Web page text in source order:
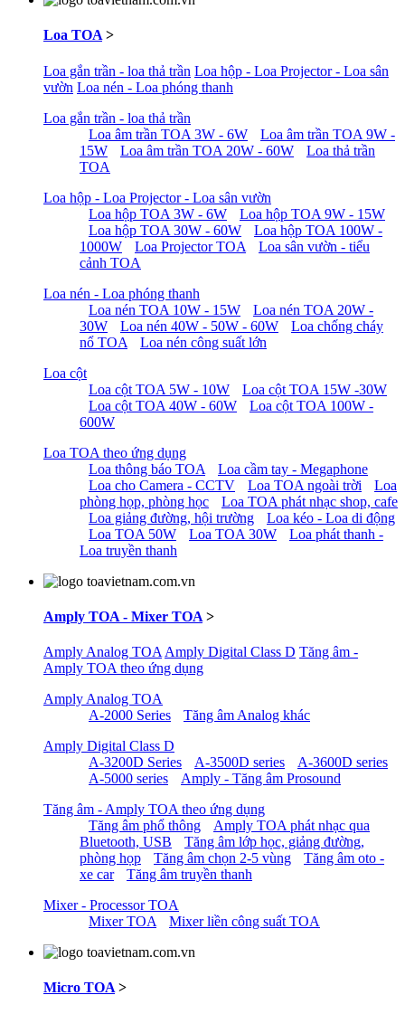
Loa TOA >
Loa gắn trần - loa thả trần Loa hộp - Loa Projector - Loa sân
vườn Loa nén - Loa phóng thanh
Loa gắn trần - loa thả trần
Loa âm trần TOA 3W - 6W
Loa âm trần TOA 9W -
15W
Loa âm trần TOA 20W - 60W
Loa thả trần
TOA
Loa hộp - Loa Projector - Loa sân vườn
Loa hộp TOA 3W - 6W
Loa hộp TOA 9W - 15W
Loa hộp TOA 30W - 60W
Loa hộp TOA 100W -
1000W
Loa Projector TOA
Loa sân vườn - tiểu
cảnh TOA
Loa nén - Loa phóng thanh
Loa nén TOA 10W - 15W
Loa nén TOA 20W -
30W
Loa nén 40W - 50W - 60W
Loa chống cháy
nổ TOA
Loa nén công suất lớn
Loa cột
Loa cột TOA 5W - 10W
Loa cột TOA 15W -30W
Loa cột TOA 40W - 60W
Loa cột TOA 100W -
600W
Loa TOA theo ứng dụng
Loa thông báo TOA
Loa cầm tay - Megaphone
Loa cho Camera - CCTV
Loa TOA ngoài trời
Loa
phòng họp, phòng học
Loa TOA phát nhạc shop, cafe
Loa giảng đường, hội trường
Loa kéo - Loa di động
Loa TOA 50W
Loa TOA 30W
Loa phát thanh -
Loa truyền thanh
Amply TOA - Mixer TOA >
Amply Analog TOA Amply Digital Class D Tăng âm -
Amply TOA theo ứng dụng
Amply Analog TOA
A-2000 Series
Tăng âm Analog khác
Amply Digital Class D
A-3200D Series
A-3500D series
A-3600D series
A-5000 series
Amply - Tăng âm Prosound
Tăng âm - Amply TOA theo ứng dụng
Tăng âm phổ thông
Amply TOA phát nhạc qua
Bluetooth, USB
Tăng âm lớp học, giảng đường,
phòng họp
Tăng âm chọn 2-5 vùng
Tăng âm oto -
xe car
Tăng âm truyền thanh
Mixer - Processor TOA
Mixer TOA
Mixer liền công suất TOA
Micro TOA >